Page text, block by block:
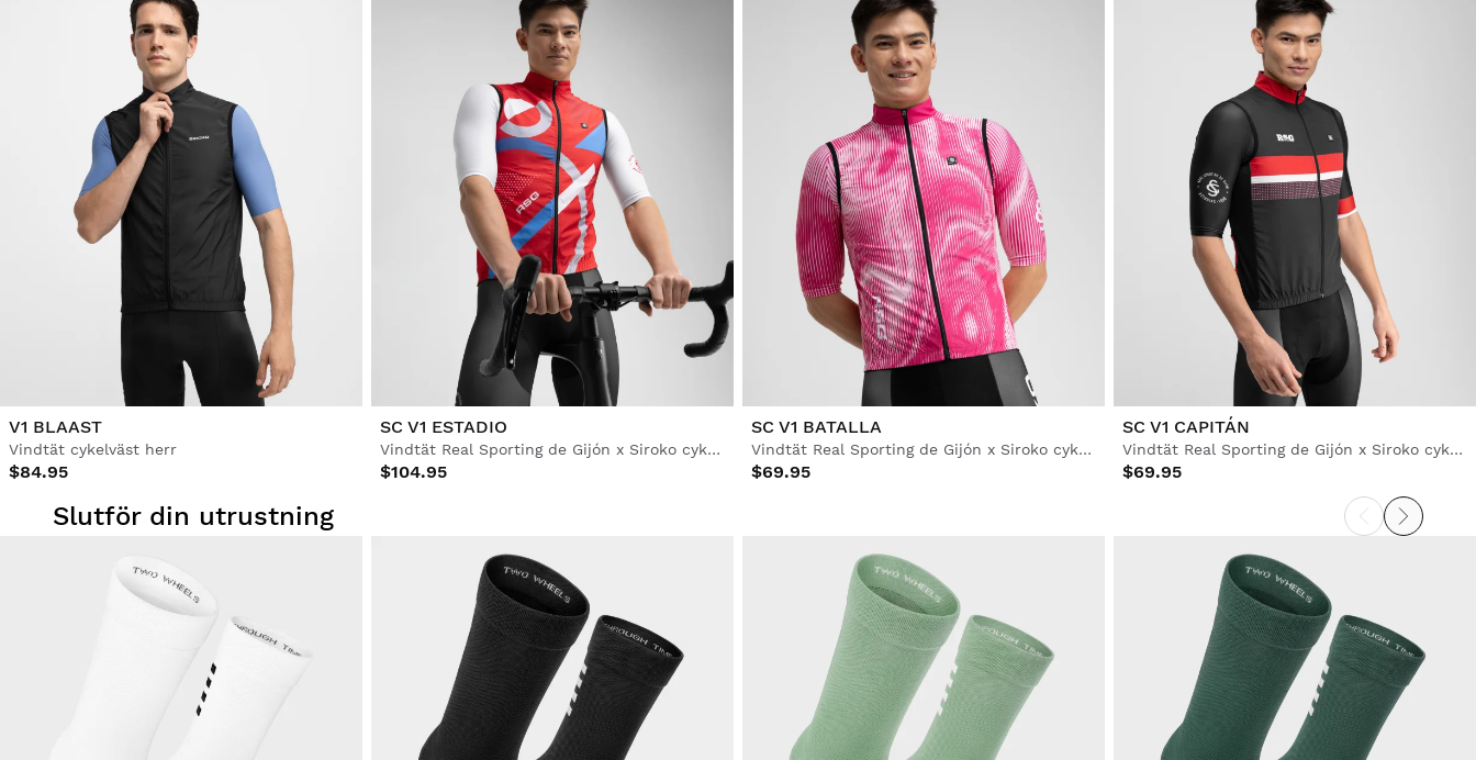
V1 BLAAST
Vindtät cykelväst herr
$84.95
SC V1 ESTADIO
Vindtät Real Sporting de Gijón x Siroko cykelväst herr
$104.95
SC V1 BATALLA
Vindtät Real Sporting de Gijón x Siroko cykelväst herr
$69.95
SC V1 CAPITÁN
Vindtät Real Sporting de Gijón x Siroko cykelväst herr
$69.95
Slutför din utrustning